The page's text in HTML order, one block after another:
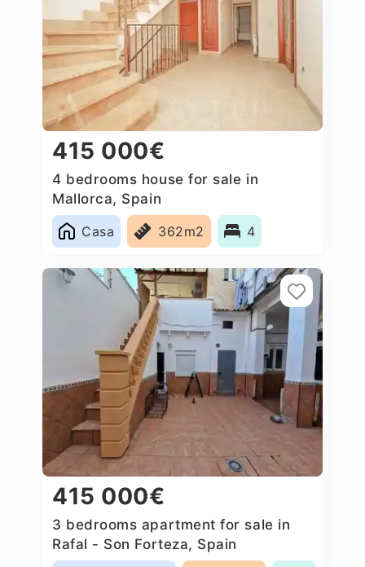
415 000€
4 bedrooms house for sale in
Mallorca, Spain
Casa
362m2 4
415 000€
3 bedrooms apartment for sale in
Rafal - Son Forteza, Spain